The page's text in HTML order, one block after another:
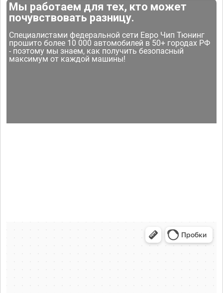
Мы работаем для тех, кто может
почувствовать разницу.
Специалистами федеральной сети Евро Чип Тюнинг
прошито более 10 000 автомобилей в 50+ городах РФ
- поэтому мы знаем, как получить безопасный
максимум от каждой машины!